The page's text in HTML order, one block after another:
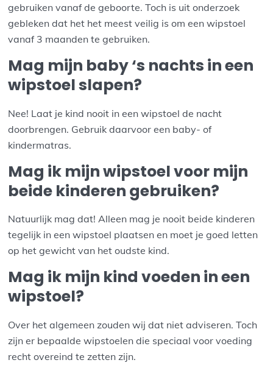
gebruiken vanaf de geboorte. Toch is uit onderzoek
gebleken dat het het meest veilig is om een wipstoel
vanaf 3 maanden te gebruiken.
Mag mijn baby ‘s nachts in een
wipstoel slapen?
Nee! Laat je kind nooit in een wipstoel de nacht
doorbrengen. Gebruik daarvoor een baby- of
kindermatras.
Mag ik mijn wipstoel voor mijn
beide kinderen gebruiken?
Natuurlijk mag dat! Alleen mag je nooit beide kinderen
tegelijk in een wipstoel plaatsen en moet je goed letten
op het gewicht van het oudste kind.
Mag ik mijn kind voeden in een
wipstoel?
Over het algemeen zouden wij dat niet adviseren. Toch
zijn er bepaalde wipstoelen die speciaal voor voeding
recht overeind te zetten zijn.